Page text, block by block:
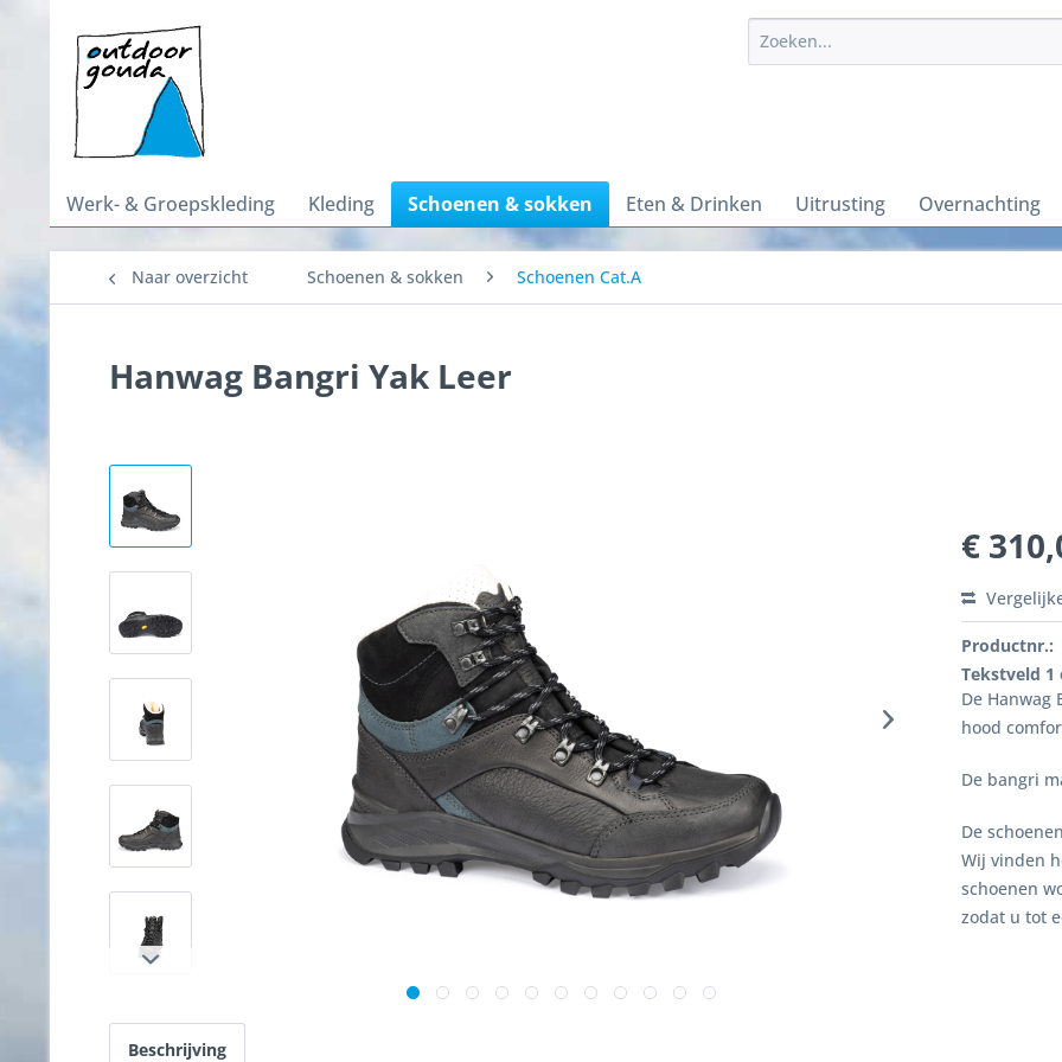
Werk- & Groepskleding Kleding Schoenen & sokken Eten & Drinken Uitrusting Overnachting
Naar overzicht Schoenen & sokken Schoenen Cat.A
Hanwag Bangri Yak Leer
€
Productnr.:
Tekstveld 1
De Hanwag
hood
De bangri
De
Wij vinden
schoenen
zodat u tot
Beschrijving